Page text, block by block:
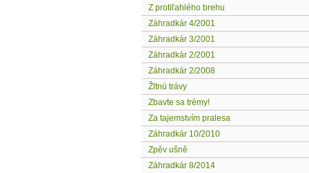
Z protiľahlého brehu
Záhradkár 4/2001
Záhradkár 3/2001
Záhradkár 2/2001
Záhradkár 2/2008
Žltnú trávy
Zbavte sa trémy!
Za tajemstvím pralesa
Záhradkár 10/2010
Zpěv ušně
Záhradkár 8/2014